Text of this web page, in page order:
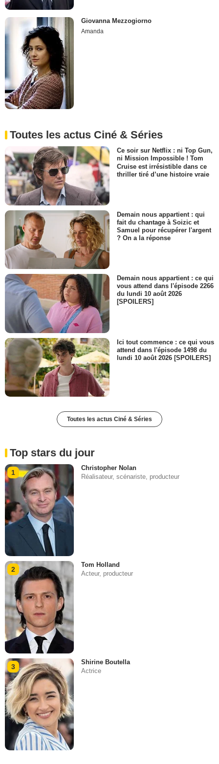
Giovanna Mezzogiorno
Amanda
Toutes les actus Ciné & Séries
Ce soir sur Netflix : ni Top Gun,
ni Mission Impossible ! Tom
Cruise est irrésistible dans ce
thriller tiré d’une histoire vraie
Demain nous appartient : qui
fait du chantage à Soizic et
Samuel pour récupérer l'argent
? On a la réponse
Demain nous appartient : ce qui
vous attend dans l'épisode 2266
du lundi 10 août 2026
[SPOILERS]
Ici tout commence : ce qui vous
attend dans l'épisode 1498 du
lundi 10 août 2026 [SPOILERS]
Toutes les actus Ciné & Séries
Top stars du jour
1
Christopher Nolan
Réalisateur, scénariste, producteur
2
Tom Holland
Acteur, producteur
3
Shirine Boutella
Actrice